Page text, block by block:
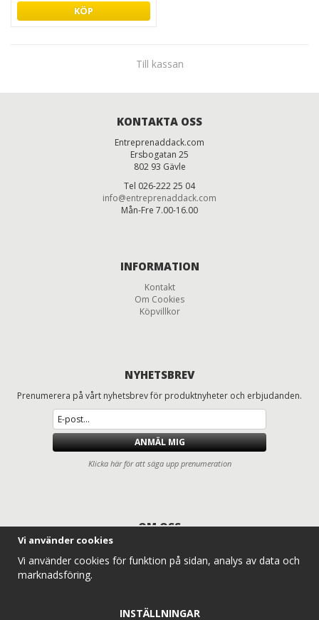
KÖP
Till kassan
KONTAKTA OSS
Entreprenaddack.com
Ersbogatan 25
802 93 Gävle
Tel 026-222 25 04
info@entreprenaddack.com
Mån-Fre 7.00-16.00
INFORMATION
Kontakt
Om Cookies
Köpvillkor
NYHETSBREV
Prenumerera på vårt nyhetsbrev för produktnyheter och erbjudanden.
ANMÄL MIG
Klicka här för att säga upp prenumeration
OM OSS
Däck och fälgar för lastbilar, entreprenad, lantbruk och traktorer
Entreprenaddäck.com erbjuder ett komplett sortiment av lastbilsdäck,
traktordäck, lantbruksdäck, radodlingsdäck, entreprenaddäck och
alltid med konkurrenskraftiga priser, snabb leverans och expertkunskap.
Vi använder cookies
Vi använder cookies för funktion på sidan, analys av data och
marknadsföring.
INSTÄLLNINGAR